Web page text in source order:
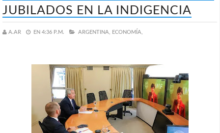
JUBILADOS EN LA INDIGENCIA
A.AR EN 4:36 P.M. ARGENTINA, ECONOMÍA,